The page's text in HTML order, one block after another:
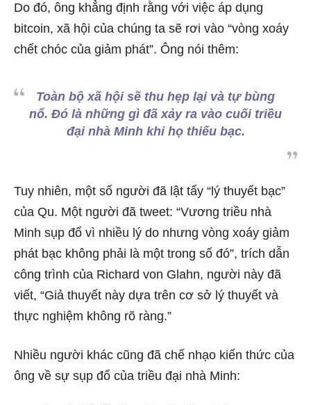
Do đó, ông khẳng định rằng với việc áp dụng
bitcoin, xã hội của chúng ta sẽ rơi vào “vòng xoáy
chết chóc của giảm phát”. Ông nói thêm:
Toàn bộ xã hội sẽ thu hẹp lại và tự bùng
nổ. Đó là những gì đã xảy ra vào cuối triều
đại nhà Minh khi họ thiếu bạc.
Tuy nhiên, một số người đã lật tẩy “lý thuyết bạc”
của Qu. Một người đã tweet: “Vương triều nhà
Minh sụp đổ vì nhiều lý do nhưng vòng xoáy giảm
phát bạc không phải là một trong số đó”, trích dẫn
công trình của Richard von Glahn, người này đã
viết, “Giả thuyết này dựa trên cơ sở lý thuyết và
thực nghiệm không rõ ràng.”
Nhiều người khác cũng đã chế nhạo kiến ​​thức của
ông về sự sụp đổ của triều đại nhà Minh: